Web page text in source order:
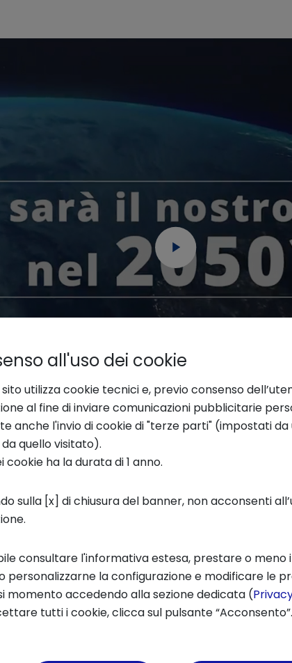
all'uso dei cookie
utilizza cookie tecnici e, previo consenso
al fine di inviare comunicazioni pubblicitarie
anche l'invio di cookie di "terze parti" (impostati da
quello visitato).
cookie ha la durata di 1 anno.
sulla [x] di chiusura del banner, non acconsenti
consultare l'informativa estesa, prestare o meno
personalizzarne la configurazione e modificare le
momento accedendo alla sezione dedicata (
tutti i cookie, clicca sul pulsante “Acconsento”.